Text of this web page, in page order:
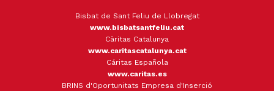
Bisbat de Sant Feliu de Llobregat
www.bisbatsantfeliu.cat
Càritas Catalunya
www.caritascatalunya.cat
Cáritas Española
www.caritas.es
BRINS d'Oportunitats Empresa d'Inserció